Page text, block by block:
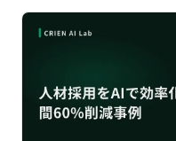
（CRIEN CEO）】